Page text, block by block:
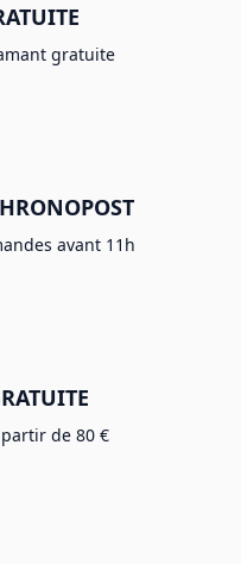
gratuite
avant 11h
de 80 €